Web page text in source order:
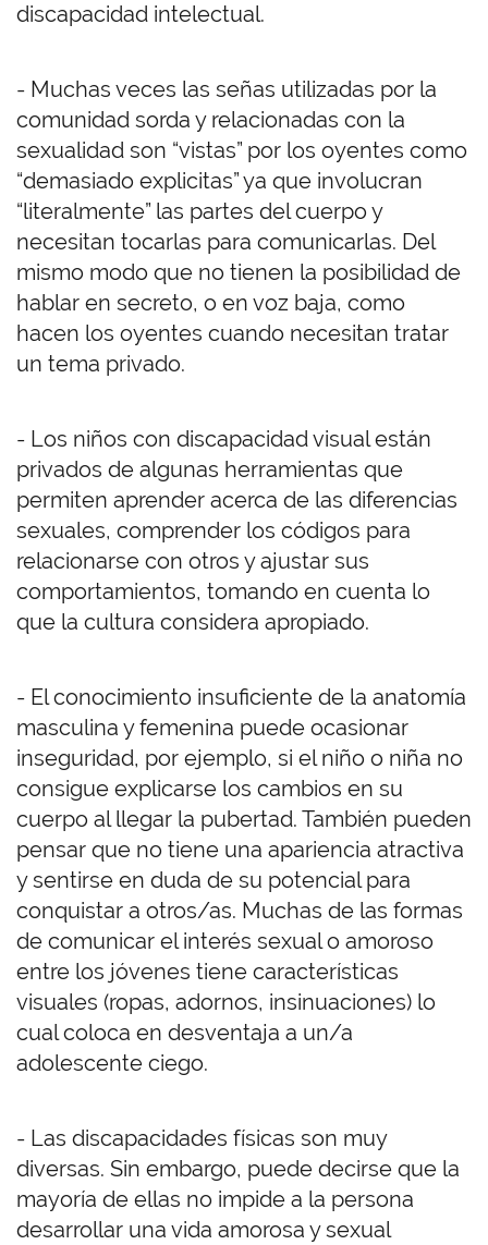
discapacidad intelectual.
- Muchas veces las señas utilizadas por la
comunidad sorda y relacionadas con la
sexualidad son “vistas” por los oyentes como
“demasiado explicitas” ya que involucran
“literalmente” las partes del cuerpo y
necesitan tocarlas para comunicarlas. Del
mismo modo que no tienen la posibilidad de
hablar en secreto, o en voz baja, como
hacen los oyentes cuando necesitan tratar
un tema privado.
- Los niños con discapacidad visual están
privados de algunas herramientas que
permiten aprender acerca de las diferencias
sexuales, comprender los códigos para
relacionarse con otros y ajustar sus
comportamientos, tomando en cuenta lo
que la cultura considera apropiado.
- El conocimiento insuficiente de la anatomía
masculina y femenina puede ocasionar
inseguridad, por ejemplo, si el niño o niña no
consigue explicarse los cambios en su
cuerpo al llegar la pubertad. También pueden
pensar que no tiene una apariencia atractiva
y sentirse en duda de su potencial para
conquistar a otros/as. Muchas de las formas
de comunicar el interés sexual o amoroso
entre los jóvenes tiene características
visuales (ropas, adornos, insinuaciones) lo
cual coloca en desventaja a un/a
adolescente ciego.
- Las discapacidades físicas son muy
diversas. Sin embargo, puede decirse que la
mayoría de ellas no impide a la persona
desarrollar una vida amorosa y sexual